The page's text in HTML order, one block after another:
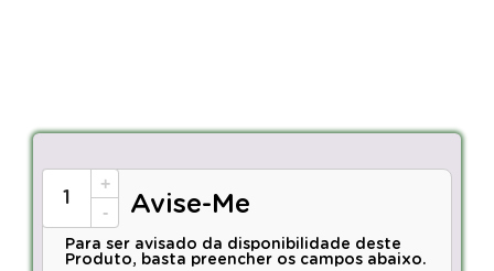
+
-
Avise-Me
Para ser avisado da disponibilidade deste
Produto, basta preencher os campos abaixo.